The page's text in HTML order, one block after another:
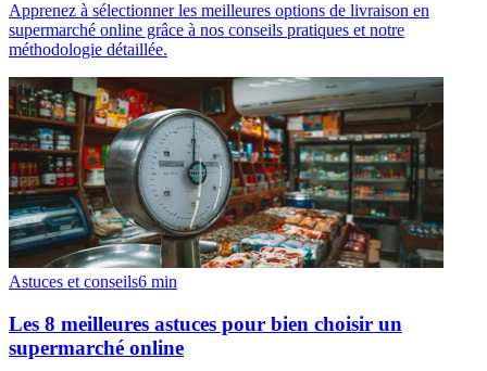
Apprenez à sélectionner les meilleures options de livraison en
supermarché online grâce à nos conseils pratiques et notre
méthodologie détaillée.
Astuces et conseils6 min
Les 8 meilleures astuces pour bien choisir un
supermarché online